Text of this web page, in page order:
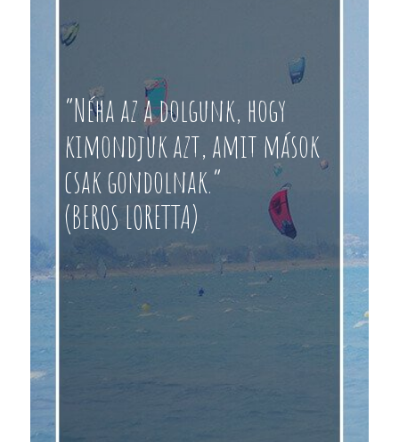
“Néha az a dolgunk, hogy
kimondjuk azt, amit mások
csak gondolnak.”
(BEROS LORETTA)